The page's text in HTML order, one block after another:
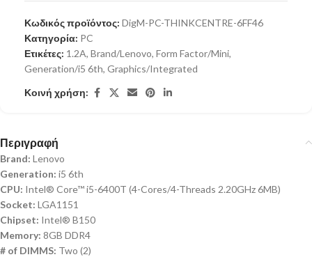
Κωδικός προϊόντος: DigM-PC-THINKCENTRE-6FF46
Κατηγορία: PC
Ετικέτες: 1.2A, Brand/Lenovo, Form Factor/Mini,
Generation/i5 6th, Graphics/Integrated
Κοινή χρήση:
Περιγραφή
Brand: Lenovo
Generation: i5 6th
CPU: Intel® Core™ i5-6400T (4-Cores/4-Threads 2.20GHz 6MB)
Socket: LGA1151
Chipset: Intel® B150
Memory: 8GB DDR4
# of DIMMS: Two (2)